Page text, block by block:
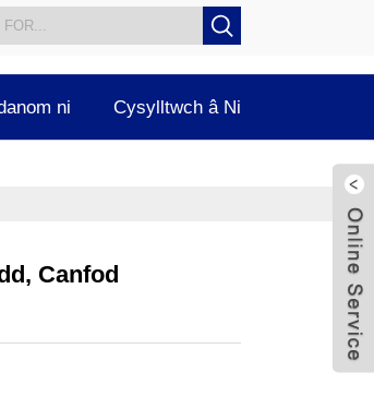
ni Cysylltwch â Ni
Canfod